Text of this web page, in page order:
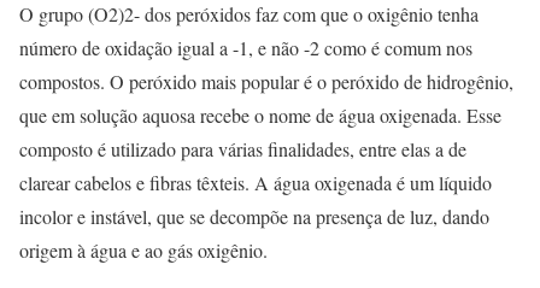
O grupo (O2)2- dos peróxidos faz com que o oxigênio tenha
número de oxidação igual a -1, e não -2 como é comum nos
compostos. O peróxido mais popular é o peróxido de hidrogênio,
que em solução aquosa recebe o nome de água oxigenada. Esse
composto é utilizado para várias finalidades, entre elas a de
clarear cabelos e fibras têxteis. A água oxigenada é um líquido
incolor e instável, que se decompõe na presença de luz, dando
origem à água e ao gás oxigênio.